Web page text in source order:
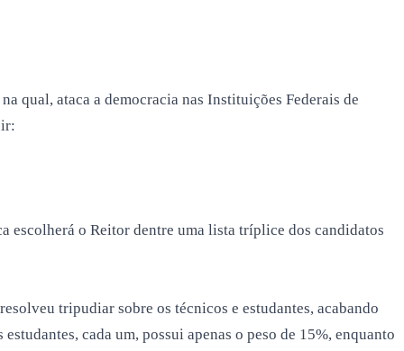
qual, ataca a democracia nas Instituições Federais de
escolherá o Reitor dentre uma lista tríplice dos candidatos
tripudiar sobre os técnicos e estudantes, acabando
cada um, possui apenas o peso de 15%, enquanto